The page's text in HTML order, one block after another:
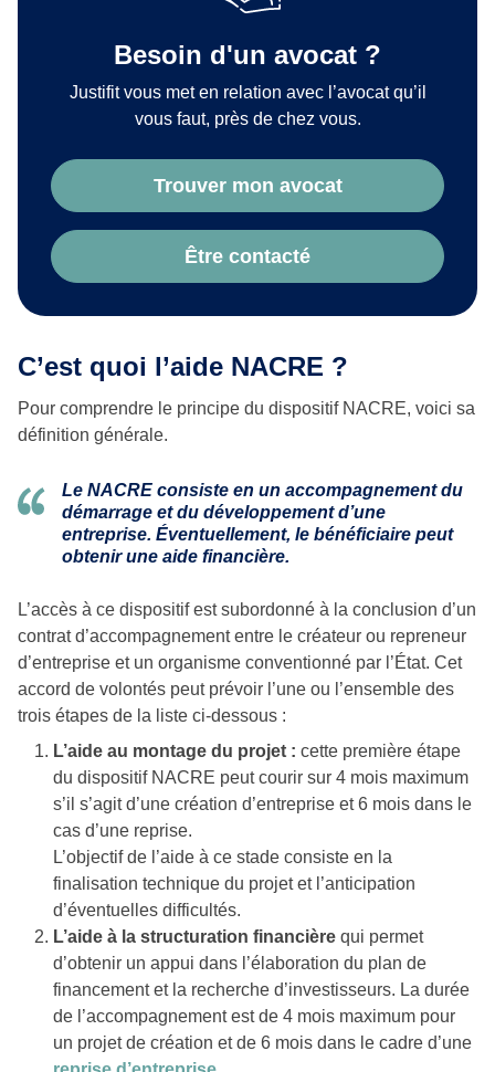
Besoin d'un avocat ?
Justifit vous met en relation avec l’avocat qu’il
vous faut, près de chez vous.
Trouver mon avocat
Être contacté
C’est quoi l’aide NACRE ?
Pour comprendre le principe du dispositif NACRE, voici sa
définition générale.
Le NACRE consiste en un accompagnement du
démarrage et du développement d’une
entreprise. Éventuellement, le bénéficiaire peut
obtenir une aide financière.
L’accès à ce dispositif est subordonné à la conclusion d’un
contrat d’accompagnement entre le créateur ou repreneur
d’entreprise et un organisme conventionné par l’État. Cet
accord de volontés peut prévoir l’une ou l’ensemble des
trois étapes de la liste ci-dessous :
L’aide au montage du projet : cette première étape
du dispositif NACRE peut courir sur 4 mois maximum
s’il s’agit d’une création d’entreprise et 6 mois dans le
cas d’une reprise.
L’objectif de l’aide à ce stade consiste en la
finalisation technique du projet et l’anticipation
d’éventuelles difficultés.
L’aide à la structuration financière qui permet
d’obtenir un appui dans l’élaboration du plan de
financement et la recherche d’investisseurs. La durée
de l’accompagnement est de 4 mois maximum pour
un projet de création et de 6 mois dans le cadre d’une